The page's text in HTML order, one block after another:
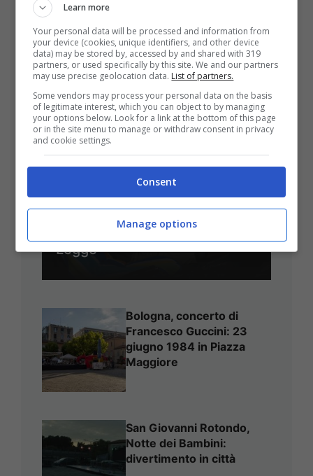
ULTIMI ARTICOLI
Asciugamano Sul Sedile
Dell’auto: Si Rischia Davvero
Una Multa? Ecco Cosa Dice La
Legge
Bologna, concerto di
Francesco Guccini: 23
giugno 1984 in Piazza
Maggiore
San Giovanni Rotondo,
Notte dei Bambini:
divertimento in città
Learn more
Your personal data will be processed and information from
your device (cookies, unique identifiers, and other device
data) may be stored by, accessed by and shared with 319
partners, or used specifically by this site. We and our partners
may use precise geolocation data. List of partners.
Some vendors may process your personal data on the basis
of legitimate interest, which you can object to by managing
your options below. Look for a link at the bottom of this page
or in the site menu to manage or withdraw consent in privacy
and cookie settings.
Consent
Manage options